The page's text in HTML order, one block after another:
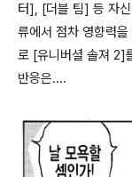
터], [더블 팀] 등 자
류에서 점차 영향력
로 [유니버셜 솔져 2]
반응은....